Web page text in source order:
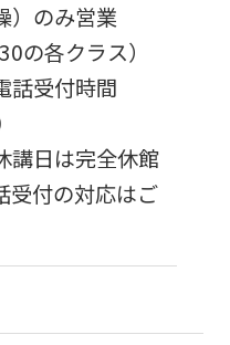
）のみ営業
の各クラス）
話受付時間
講日は完全休館
受付の対応はご